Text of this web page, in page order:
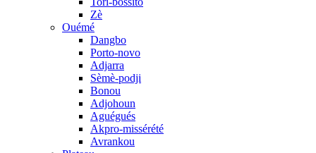
Zè
Ouémé
Dangbo
Porto-novo
Adjarra
Sèmè-podji
Bonou
Adjohoun
Aguégués
Akpro-missérété
Avrankou